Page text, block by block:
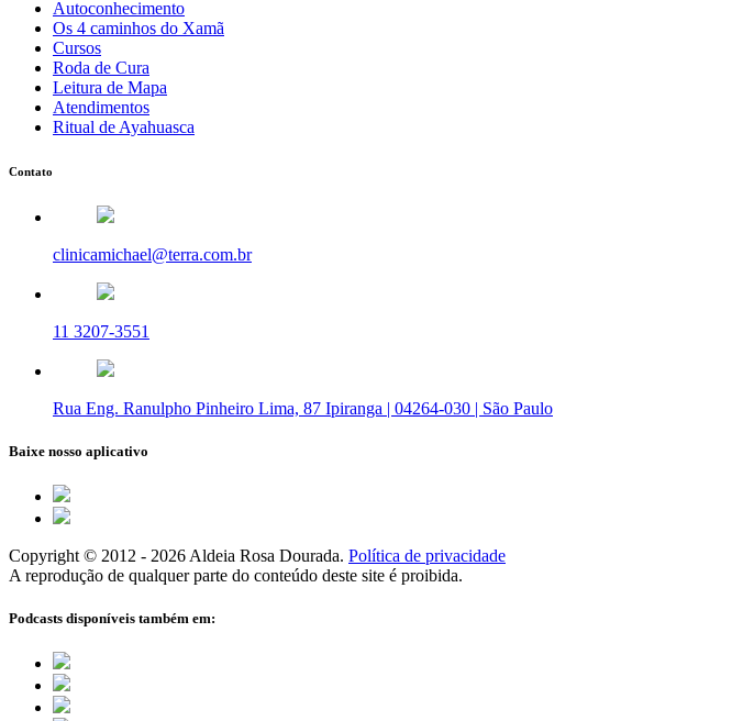
Autoconhecimento
Os 4 caminhos do Xamã
Cursos
Roda de Cura
Leitura de Mapa
Atendimentos
Ritual de Ayahuasca
Contato
clinicamichael@terra.com.br
11 3207-3551
Rua Eng. Ranulpho Pinheiro Lima, 87 Ipiranga | 04264-030 | São Paulo
Baixe nosso aplicativo
Copyright © 2012 - 2026 Aldeia Rosa Dourada. Política de privacidade
A reprodução de qualquer parte do conteúdo deste site é proibida.
Podcasts disponíveis também em: